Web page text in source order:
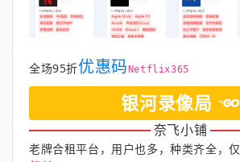
全场95折优惠码 Netflix365
银河录像局
奈飞小铺
老牌合租平台，用户也多，种类齐全，